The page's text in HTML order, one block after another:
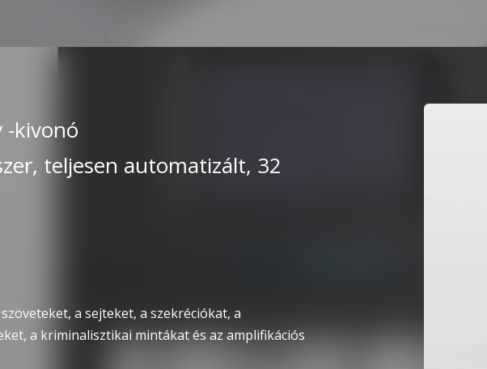
-kivonó
teljesen automatizált, 32
a sejteket, a szekréciókat, a
a kriminalisztikai mintákat és az amplifikációs